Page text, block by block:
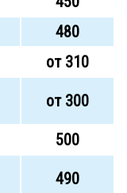
480
от 310
от 300
500
490